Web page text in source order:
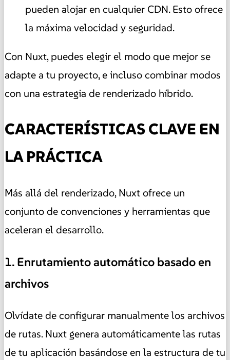
pueden alojar en cualquier CDN. Esto ofrece
la máxima velocidad y seguridad.
Con Nuxt, puedes elegir el modo que mejor se
adapte a tu proyecto, e incluso combinar modos
con una estrategia de renderizado híbrido.
CARACTERÍSTICAS CLAVE EN
LA PRÁCTICA
Más allá del renderizado, Nuxt ofrece un
conjunto de convenciones y herramientas que
aceleran el desarrollo.
1. Enrutamiento automático basado en
archivos
Olvídate de configurar manualmente los archivos
de rutas. Nuxt genera automáticamente las rutas
de tu aplicación basándose en la estructura de tu